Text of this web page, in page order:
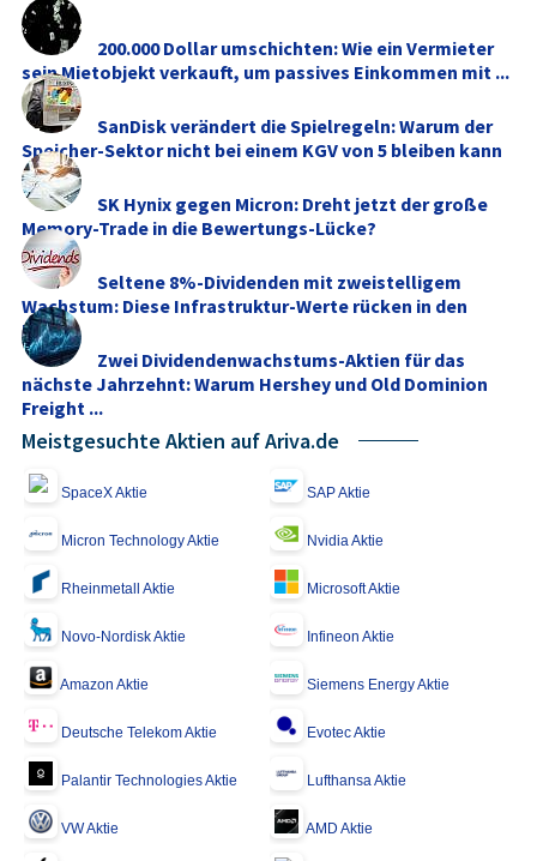
200.000 Dollar umschichten: Wie ein Vermieter
sein Mietobjekt verkauft, um passives Einkommen mit ...
SanDisk verändert die Spielregeln: Warum der
Speicher-Sektor nicht bei einem KGV von 5 bleiben kann
SK Hynix gegen Micron: Dreht jetzt der große
Memory‑Trade in die Bewertungs-Lücke?
Seltene 8%-Dividenden mit zweistelligem
Wachstum: Diese Infrastruktur-Werte rücken in den
Fokus
Zwei Dividendenwachstums-Aktien für das
nächste Jahrzehnt: Warum Hershey und Old Dominion
Freight ...
Meistgesuchte Aktien auf Ariva.de
SpaceX Aktie SAP Aktie
Micron Technology Aktie Nvidia Aktie
Rheinmetall Aktie Microsoft Aktie
Novo-Nordisk Aktie Infineon Aktie
Amazon Aktie Siemens Energy Aktie
Deutsche Telekom Aktie Evotec Aktie
Palantir Technologies Aktie Lufthansa Aktie
VW Aktie AMD Aktie